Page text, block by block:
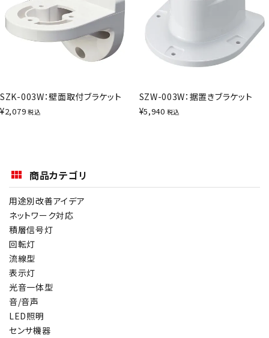
SZK-003W：壁面取付ブラケット
¥2,079 税込
SZW-003W：据置きブラケット
¥5,940 税込
商品カテゴリ
用途別改善アイデア
ネットワーク対応
積層信号灯
回転灯
流線型
表示灯
光音一体型
音/音声
LED照明
センサ機器